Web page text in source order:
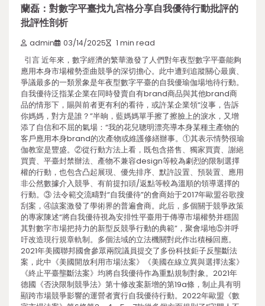
蘭磊：對數字平臺找九宮格分享自我優待行動批評的
批評性剖析
admin 03/14/2025 1 min read
引言 近年來，數字經濟的繁華激發了人們對年夜型數字平臺能夠
應用本身市場權勢歪曲競爭的深切擔心。此中遭到追蹤關心最廣、
爭議最多的一類景象是年夜型數字平臺的自我優瑜伽場地待行動。
自我優待泛指某企業在同時發賣自有brand商品與其他brand商
品的情形下，賜與前者更有利的看待，或許某企業領“沒事，告訴
你媽媽，對方是誰？”半晌，藍媽媽單手擦了擦臉上的淚水，又增
添了自信和不屈的氣場：“我的花兒聰明漂亮導本身某種主產物的
客戶應用本身brand的次產物或維護修繕辦事。①其表示情勢很瑜
伽教室是豐盛。②從行動方法上看，既包含搭售、獨家買賣、謝絕
買賣、平臺封禁辦法、產物不兼容design等較為劇烈的限制選擇
權的行動，也包含凸起展現、優先排序、默許設置、預裝置、應用
非公然數據介入競爭、有前提扣頭/返點等較為溫順的領導選擇的
行動。③ 法令範交流疇對“自我優待”的會商始于2017年歐盟谷歌搜
刮案，④該案激發了學術界的普遍會商。此后，多個關于競爭政策
的專家陳述“將自我優待視為安排性平臺用于傳導市場權勢并穩固
其對數字市場把持力的新型反競爭行動的典範”，聚會場地⑤并呼
吁改造現行規章軌制。多個法域的立法機關對此作出積極回應。
2021年美國聯邦國會參眾兩院議員提交了多份科技鉅子反壟斷法
案，此中《美國開放利用市場法案》《美國在線立異與選擇法案》
《終止平臺壟斷法案》均將自我優待作為重點規制對象。2021年
德國《否決限制競爭法》第十修改案新增的第19a條，制止具有明
顯跨市場競爭影響的運營者實行自我優待行動。2022年歐盟《數